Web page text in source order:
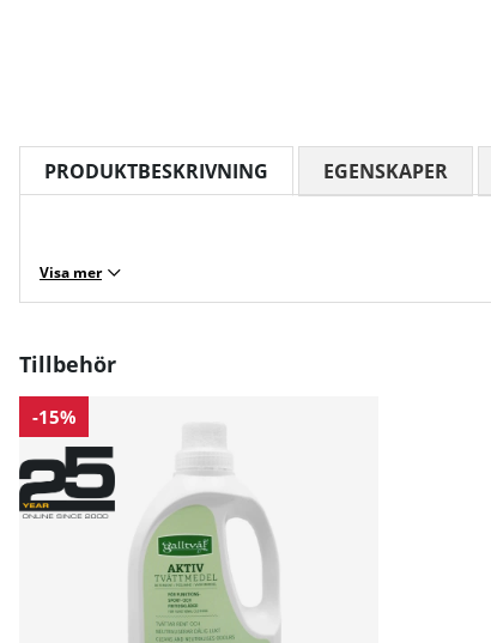
PRODUKTBESKRIVNING
Visa mer
EGENSKAPER
Tillbehör
-15%